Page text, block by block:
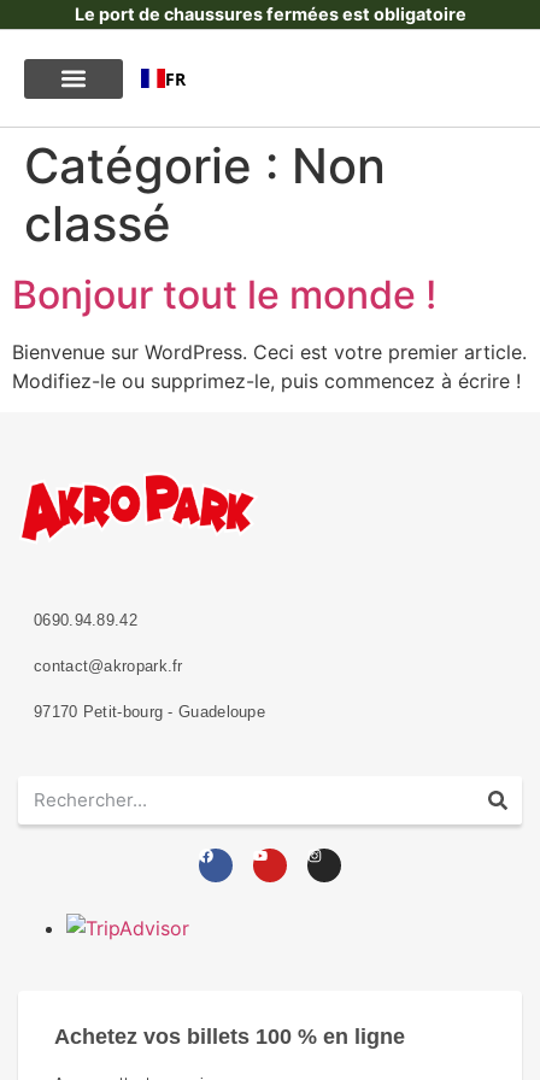
Le port de chaussures fermées est obligatoire
FR
Catégorie : Non
classé
Bonjour tout le monde !
Bienvenue sur WordPress. Ceci est votre premier article.
Modifiez-le ou supprimez-le, puis commencez à écrire !
0690.94.89.42
contact@akropark.fr
97170 Petit-bourg - Guadeloupe
Achetez vos billets 100 % en ligne